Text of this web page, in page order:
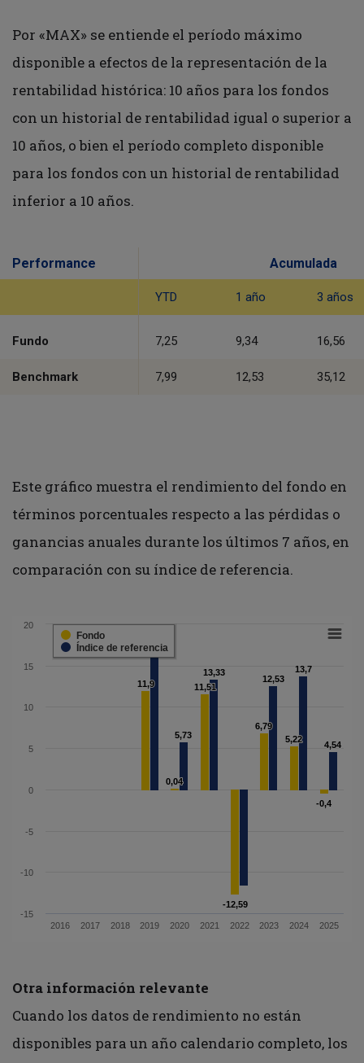
Por «MAX» se entiende el período máximo
disponible a efectos de la representación de la
rentabilidad histórica: 10 años para los fondos
con un historial de rentabilidad igual o superior a
10 años, o bien el período completo disponible
para los fondos con un historial de rentabilidad
inferior a 10 años.
Performance Acumulada
YTD 1 año 3 años
Fundo 7,25 9,34 16,56
Benchmark 7,99 12,53 35,12
Este gráfico muestra el rendimiento del fondo en
términos porcentuales respecto a las pérdidas o
ganancias anuales durante los últimos 7 años, en
comparación con su índice de referencia.
11,9
11,9
0,04
0,04
11,51
11,51
-12,59
-12,59
6,79
6,79
5,22
5,22
-0,4
-0,4
16,47
16,47
5,73
5,73
13,33
13,33
12,53
12,53
13,7
13,7
4,54
4,54
Fondo
Índice de referencia
2016 2017 2018 2019 2020 2021 2022 2023 2024 2025
-15
-10
-5
0
5
10
15
20
Otra información relevante
Cuando los datos de rendimiento no están
disponibles para un año calendario completo, los